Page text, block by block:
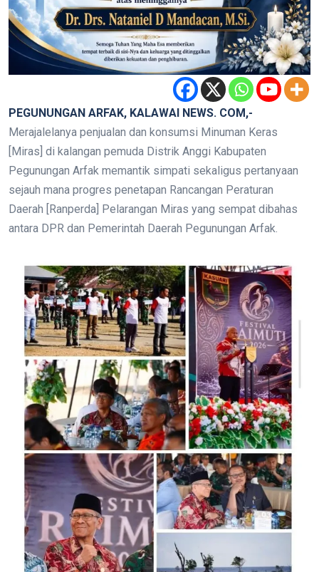
PEGUNUNGAN ARFAK, KALAWAI NEWS. COM,-
Merajalelanya penjualan dan konsumsi Minuman Keras
[Miras] di kalangan pemuda Distrik Anggi Kabupaten
Pegunungan Arfak memantik simpati sekaligus pertanyaan
sejauh mana progres penetapan Rancangan Peraturan
Daerah [Ranperda] Pelarangan Miras yang sempat dibahas
antara DPR dan Pemerintah Daerah Pegunungan Arfak.